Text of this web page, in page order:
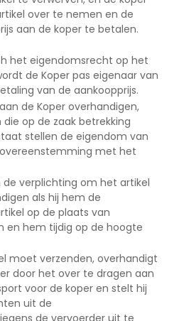
over te nemen en de
aan de koper te betalen.
het eigendomsrecht op het
de Koper pas eigenaar van
van de aankoopprijs.
de Koper overhandigen,
op de zaak betrekking
stellen de eigendom van
met het
verplichting om het artikel
als hij hem de
op de plaats van
en hem tijdig op de hoogte
moet verzenden, overhandigt
door het over te dragen aan
voor de koper en stelt hij
uit de
de vervoerder uit te